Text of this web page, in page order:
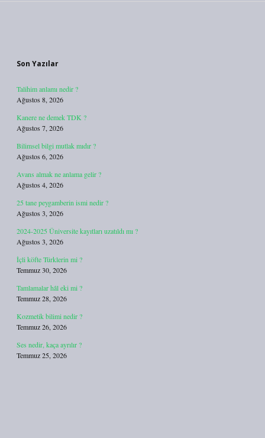
Son Yazılar
Talihim anlamı nedir ?
Ağustos 8, 2026
Kanere ne demek TDK ?
Ağustos 7, 2026
Bilimsel bilgi mutlak mıdır ?
Ağustos 6, 2026
Avans almak ne anlama gelir ?
Ağustos 4, 2026
25 tane peygamberin ismi nedir ?
Ağustos 3, 2026
2024-2025 Üniversite kayıtları uzatıldı mı ?
Ağustos 3, 2026
İçli köfte Türklerin mi ?
Temmuz 30, 2026
Tamlamalar hâl eki mi ?
Temmuz 28, 2026
Kozmetik bilimi nedir ?
Temmuz 26, 2026
Ses nedir, kaça ayrılır ?
Temmuz 25, 2026